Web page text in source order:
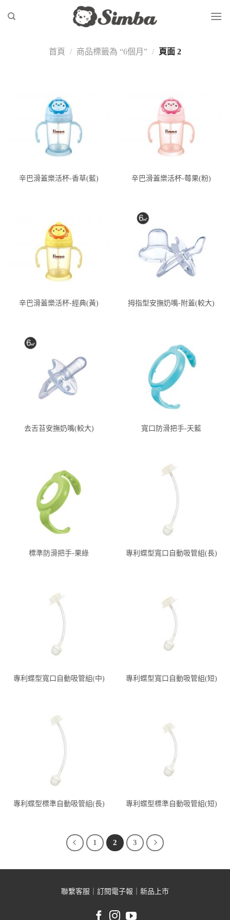
首頁 / 商品標籤為 “6個月” / 頁面 2
辛巴滑蓋樂活杯-香草(藍) 辛巴滑蓋樂活杯-莓果(粉)
辛巴滑蓋樂活杯-經典(黃) 拇指型安撫奶嘴-附蓋(較大)
去舌苔安撫奶嘴(較大) 寬口防滑把手-天藍
標準防滑把手-果綠 專利蝶型寬口自動吸管組(長)
專利蝶型寬口自動吸管組(中) 專利蝶型寬口自動吸管組(短)
專利蝶型標準自動吸管組(長) 專利蝶型標準自動吸管組(短)
1 2 3
聯繫客服 訂閱電子報 新品上市